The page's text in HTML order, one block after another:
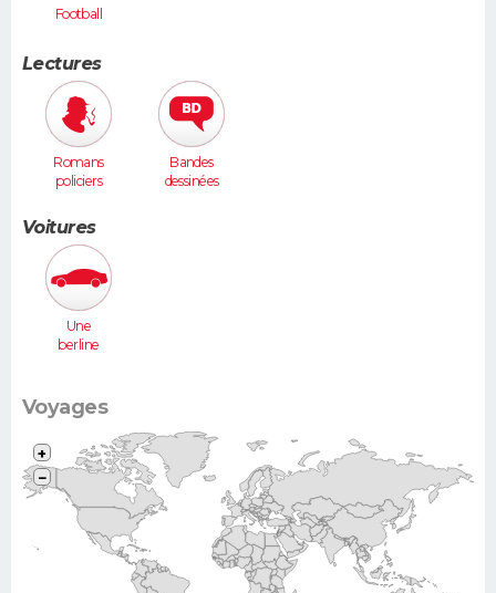
Football
Lectures
Romans
policiers
Bandes
dessinées
Voitures
Une
berline
Voyages
+
−